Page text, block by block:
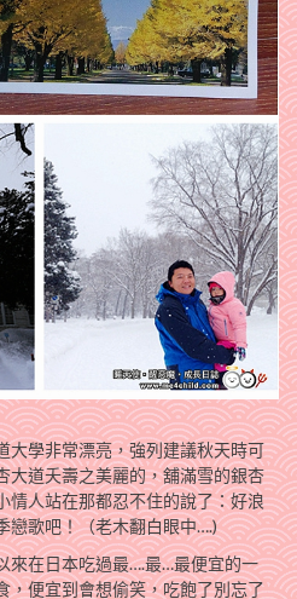
大學非常漂亮，強列建議秋天時可
大道夭壽之美麗的，舖滿雪的銀杏
情人站在那都忍不住的說了：好浪
戀歌吧！（老木翻白眼中….)
來在日本吃過最….最…最便宜的一
，便宜到會想偷笑，吃飽了別忘了